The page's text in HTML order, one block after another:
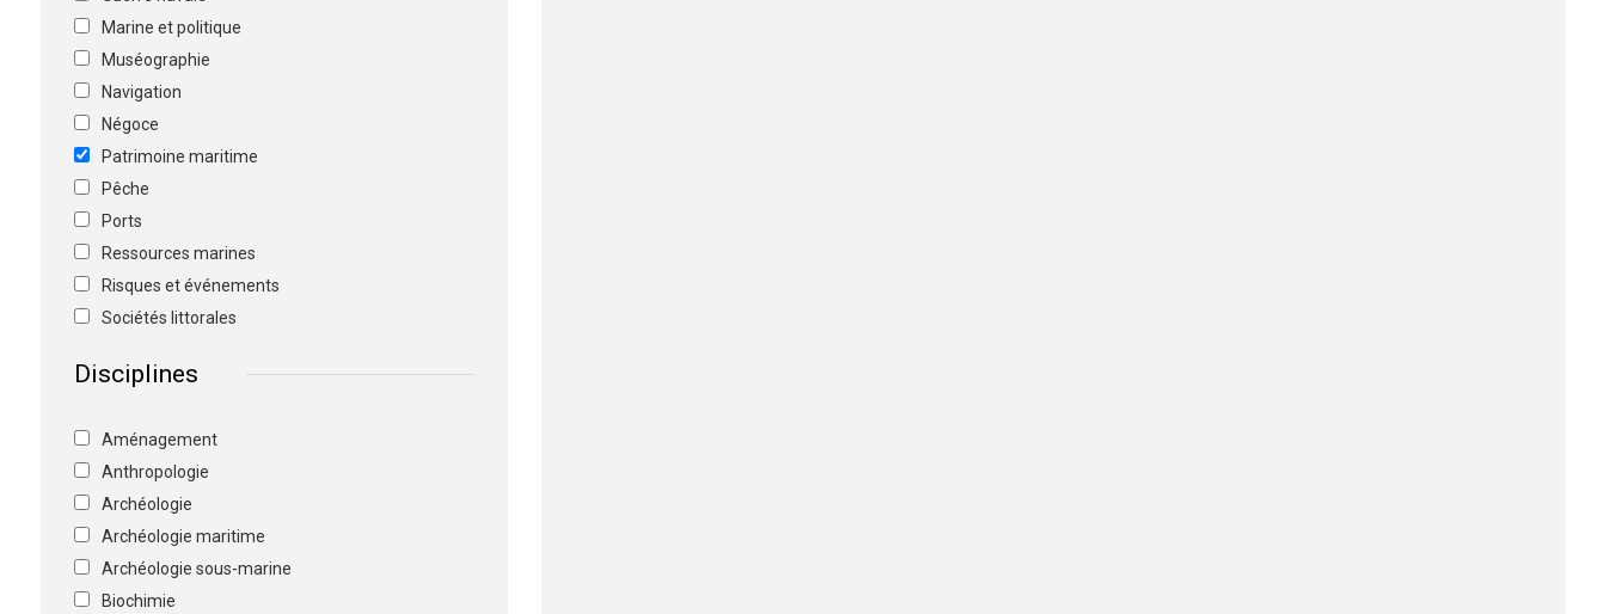
Marine et politique
Muséographie
Navigation
Négoce
Patrimoine maritime
Pêche
Ports
Ressources marines
Risques et événements
Sociétés littorales
Disciplines
Aménagement
Anthropologie
Archéologie
Archéologie maritime
Archéologie sous-marine
Biochimie